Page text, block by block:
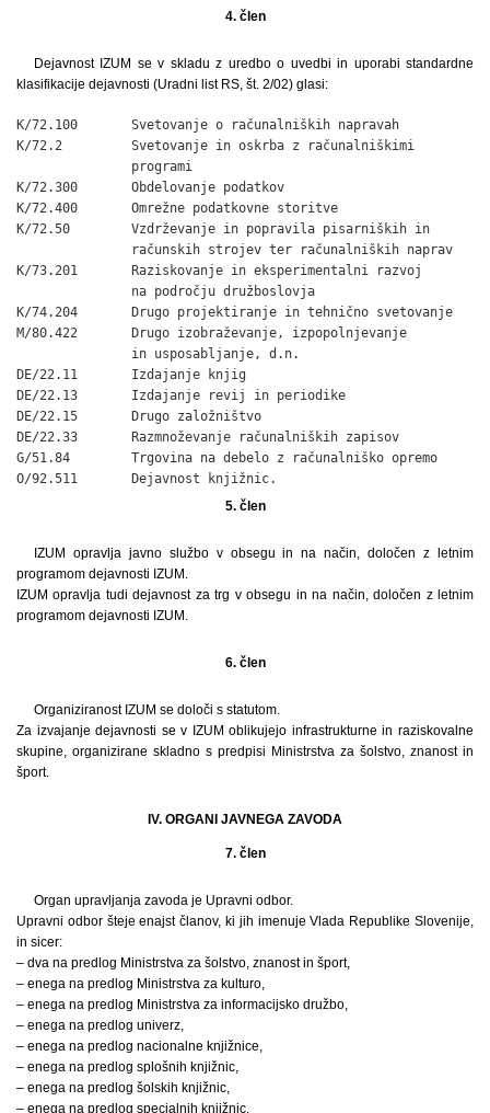
4. člen
Dejavnost IZUM se v skladu z uredbo o uvedbi in uporabi standardne
klasifikacije dejavnosti (Uradni list RS, št. 2/02) glasi:
K/72.100       Svetovanje o računalniških napravah
K/72.2         Svetovanje in oskrba z računalniškimi
               programi
K/72.300       Obdelovanje podatkov
K/72.400       Omrežne podatkovne storitve
K/72.50        Vzdrževanje in popravila pisarniških in
               računskih strojev ter računalniških naprav
K/73.201       Raziskovanje in eksperimentalni razvoj
               na področju družboslovja
K/74.204       Drugo projektiranje in tehnično svetovanje
M/80.422       Drugo izobraževanje, izpopolnjevanje
               in usposabljanje, d.n.
DE/22.11       Izdajanje knjig
DE/22.13       Izdajanje revij in periodike
DE/22.15       Drugo založništvo
DE/22.33       Razmnoževanje računalniških zapisov
G/51.84        Trgovina na debelo z računalniško opremo
O/92.511       Dejavnost knjižnic.
5. člen
IZUM opravlja javno službo v obsegu in na način, določen z letnim
programom dejavnosti IZUM.
IZUM opravlja tudi dejavnost za trg v obsegu in na način, določen z letnim
programom dejavnosti IZUM.
6. člen
Organiziranost IZUM se določi s statutom.
Za izvajanje dejavnosti se v IZUM oblikujejo infrastrukturne in raziskovalne
skupine, organizirane skladno s predpisi Ministrstva za šolstvo, znanost in
šport.
IV. ORGANI JAVNEGA ZAVODA
7. člen
Organ upravljanja zavoda je Upravni odbor.
Upravni odbor šteje enajst članov, ki jih imenuje Vlada Republike Slovenije,
in sicer:
– dva na predlog Ministrstva za šolstvo, znanost in šport,
– enega na predlog Ministrstva za kulturo,
– enega na predlog Ministrstva za informacijsko družbo,
– enega na predlog univerz,
– enega na predlog nacionalne knjižnice,
– enega na predlog splošnih knjižnic,
– enega na predlog šolskih knjižnic,
– enega na predlog specialnih knjižnic,